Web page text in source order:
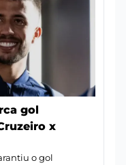
gol
x
o gol